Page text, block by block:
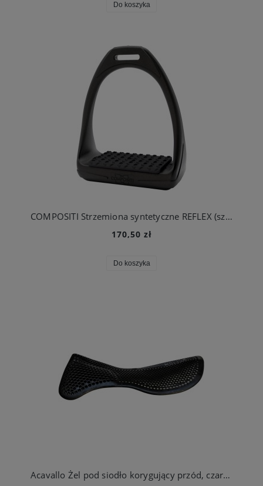
Do koszyka
COMPOSITI Strzemiona syntetyczne REFLEX (szeroka stopka), czarne
170,50 zł
Do koszyka
Acavallo Żel pod siodło korygujący przód, czarny